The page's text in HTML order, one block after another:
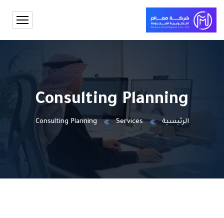
Consulting Planning
الرئيسية Services
Consulting Planning